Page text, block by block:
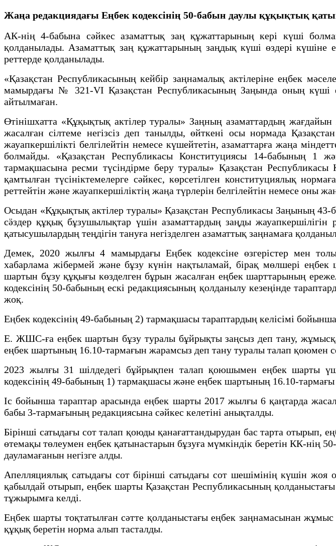
Жаңа редакциядағы Еңбек кодексінің 50-бабын даулы құқықтық
АК-нің 4-бабына сәйкес азаматтық заң құжаттарының керi күшi
қолданылады. Азаматтық заң құжаттарының заңдық күшi өздерi күшiне
реттерде қолданылады.
«Қазақстан Республикасының кейбір заңнамалық актілеріне еңбек
мамырдағы № 321-VІ Қазақстан Республикасының Заңында оның күші
айтылмаған.
Өтінішхатта «Құқықтық актілер туралы» Заңның азаматтардың
жасалған сілтеме негізсіз деп танылды, өйткені осы нормада
жауапкершілікті белгілейтін немесе күшейтетін, азаматтарға жаңа
болмайды. «Қазақстан Республикасы Конституциясы 14-бабының 1
тармақшасына ресми түсіндірме беру туралы» Қазақстан
қамтылған түсініктемелерге сәйкес, көрсетілген конституциялық
реттейтін және жауапкершіліктің жаңа түрлерін белгілейтін немесе оны
Осыдан «Құқықтық актілер туралы» Қазақстан Республикасы Заңының
сӛздер құқық бұзушылықтар үшін азаматтардың заңды жауапкершілігін
қатысушылардың теңдігін тануға негізделген азаматтық заңнамаға
Демек, 2020 жылғы 4 мамырдағы Еңбек кодексіне өзгерістер мен
хабарлама жібермей және бұзу күнін нақтыламай, бірақ мөлшері
шартын бұзу құқығы көзделген бұрын жасалған еңбек шарттарының
кодексінің 50-бабының ескі редакциясының қолданылу кезеңінде
жоқ.
Еңбек кодексінің 49-бабының 2) тармақшасы тараптардың келісімі
Е. ЖШС-ға еңбек шартын бұзу туралы бұйрықты заңсыз деп тану,
еңбек шартының 16.10-тармағын жарамсыз деп тану туралы талап қоюмен
2023 жылғы 31 шілдедегі бұйрықпен талап қоюшымен еңбек шарты
кодексінің 49-бабының 1) тармақшасы және еңбек шартының 16.10-тармағы
Іс бойынша тараптар арасында еңбек шарты 2017 жылғы 6 қаңтарда
бабы 3-тармағының редакциясына сәйкес келетіні анықталды.
Бірінші сатыдағы сот талап қоюды қанағаттандырудан бас тарта отырып,
өтемақы төлеумен еңбек қатынастарын бұзуға мүмкіндік беретін КК-
дауламағанын негізге алды.
Апелляциялық сатыдағы сот бірінші сатыдағы сот шешімінің күшін
қабылдай отырып, еңбек шарты Қазақстан Республикасының
тұжырымға келді.
Еңбек шарты тоқтатылған сәтте қолданыстағы еңбек заңнамасынан
құқық беретін норма алып тасталды.